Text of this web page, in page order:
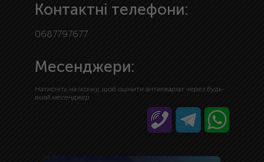
Контактні телефони:
0687797677
Месенджери:
Натисніть на іконку, щоб оцінити антикваріат через будь-
який месенджер